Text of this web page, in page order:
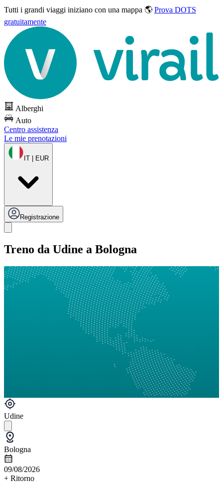
Tutti i grandi viaggi iniziano con una mappa 🌎 Prova DOTS
gratuitamente
Alberghi
Auto
Centro assistenza
Le mie prenotazioni
IT | EUR
Registrazione
Treno da Udine a Bologna
Udine
Bologna
09/08/2026
+ Ritorno